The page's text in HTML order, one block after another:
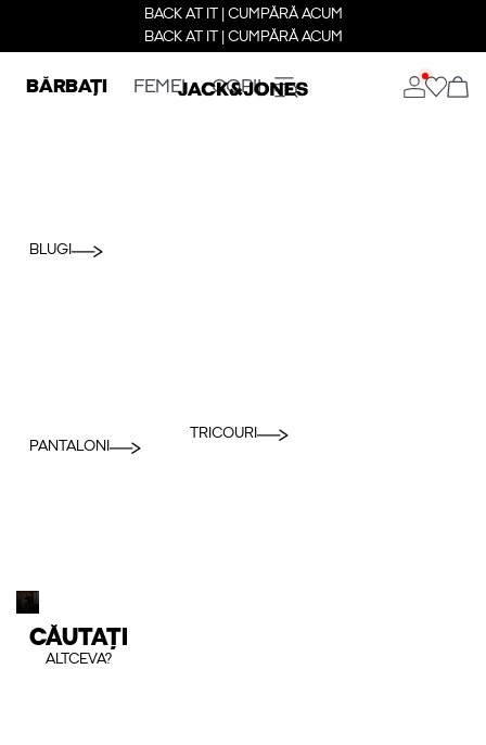
BACK AT IT | CUMPĂRĂ ACUM
BACK AT IT | CUMPĂRĂ ACUM
BĂRBAȚI FEMEI COPII
BLUGI
PANTALONI
TRICOURI
CĂUTAȚI
ALTCEVA?